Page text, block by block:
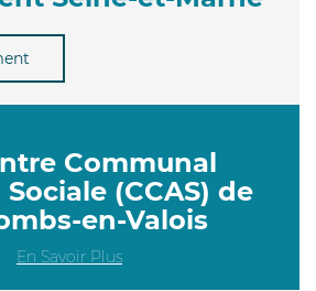
Communal
(CCAS) de
en-Valois
En Savoir Plus